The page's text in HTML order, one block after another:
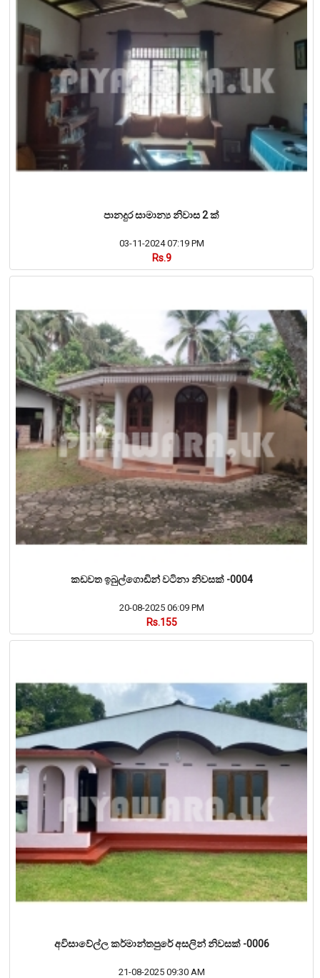
පානදුර සාමාන්‍ය නිවාස 2 ක්
03-11-2024 07:19 PM
Rs.9
කඩවත ඉබුල්ගොඩින් වටිනා නිවසක් -0004
20-08-2025 06:09 PM
Rs.155
අවිසාවේල්ල කර්මාන්තපුරේ අසලින් නිවසක් -0006
21-08-2025 09:30 AM